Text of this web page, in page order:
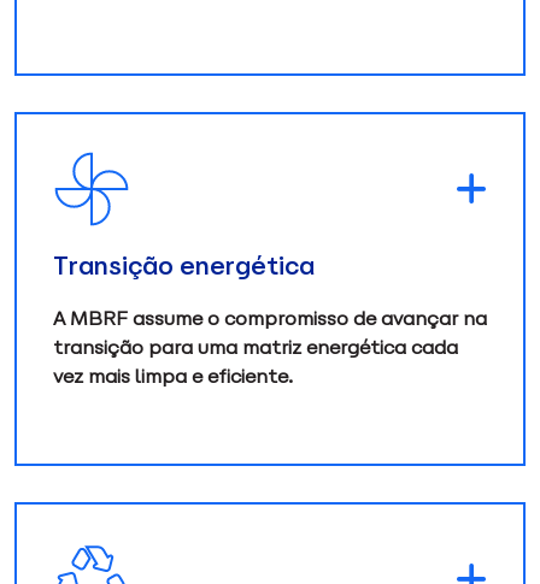
Transição energética
A MBRF assume o compromisso de avançar na
transição para uma matriz energética cada
vez mais limpa e eficiente.